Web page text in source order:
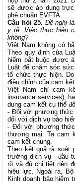
sẽ được áp dụng trực
phê chuẩn EVFTA.
Câu hỏi 25. Đề nghị
y tế. Việc thực hiện
không?
Việt Nam không có
Theo quy định của
hiểm bắt buộc được
Luật để chăm sóc
tổ chức thực hiện.
điều chỉnh của cam
Việt Nam chỉ cam
insurance services),
dung cam kết cụ thể
- Đối với phương thức
đối với dịch vụ bảo
- Đối với phương thức
thương mại: Ta cam
cam kết chung.
Theo kết quả rà soát
trường dịch vụ - đầu
rõ và đủ chi tiết nên
hiệu lực. Ngoài ra,
Kinh doanh bảo hiểm